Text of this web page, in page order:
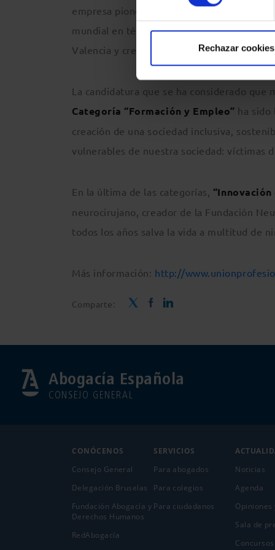
Rechazar cookies
empresa pionera en tratamientos de
mundial en técnicas de reproducción
Valencia y creada por médicos valencianos.
La candidatura que se ha considerado que
Categoría “Formación y Empleo” ha sido
creación de una sociedad inclusiva,
vulnerables de nuestra sociedad: víctimas
En la última de las categorías,
neurocirujano, creador de la Fundación
todos los años salva la vida a multitud de
Más información: http://
Comparte:
Abogacía Española
CONSEJO GENERAL
CONÓCENOS
Consejo General
Delegación Bruselas
Fundación Abogacía y
Derechos Humanos
RedAbogacía
SERVICIOS
Para abogados
Para colegios
Para ciudadanos
Noticias
Agenda
Opiniones
Sala de
Concursos